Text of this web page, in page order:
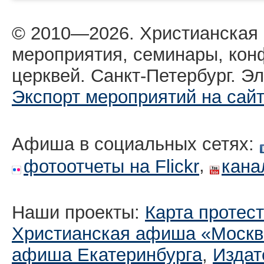
© 2010—2026.
мероприятия, семинары,
церквей. Санкт-Петербург.
Экспорт мероприятий на сайт
Афиша в социальных сетях:
фотоотчеты на Flickr,
Наши проекты: Карта
Христианская афиша
афиша Екатеринбургa,